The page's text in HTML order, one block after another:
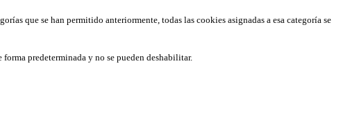
que se han permitido anteriormente, todas las cookies asignadas a esa categoría se
predeterminada y no se pueden deshabilitar.